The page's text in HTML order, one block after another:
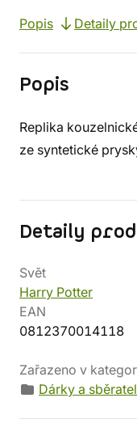
Popis Detaily
Popis
Replika
ze syntetické
Detaily
Svět
Harry Potter
EAN
0812370014118
Zařazeno v
Dárky a